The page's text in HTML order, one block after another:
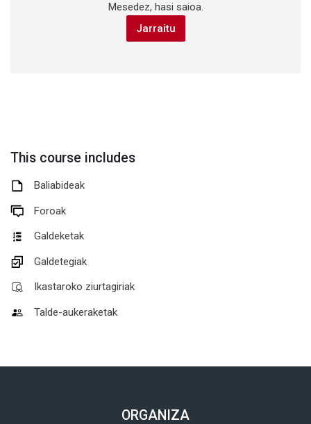
Mesedez, hasi saioa.
Jarraitu
This course includes
Baliabideak
Foroak
Galdeketak
Galdetegiak
Ikastaroko ziurtagiriak
Talde-aukeraketak
Blokeak
ORGANIZA saltatu
ORGANIZA